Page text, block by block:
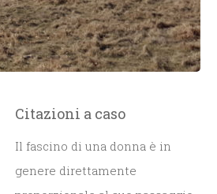
Citazioni a caso
Il fascino di una donna è in
genere direttamente